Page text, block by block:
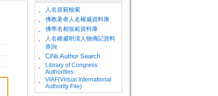
。 人名規範檢索
。 佛教著者人名權威資料庫
。 佛學名相規範資料庫
。
人名權威明清人物傳記資料
查詢
。
CiNii Author Search
。
Library of Congress
Authorities
。
VIAF(Virtual International
Authority File)